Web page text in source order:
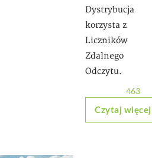
Dystrybucja
korzysta z
Liczników
Zdalnego
Odczytu.
463
Czytaj więcej